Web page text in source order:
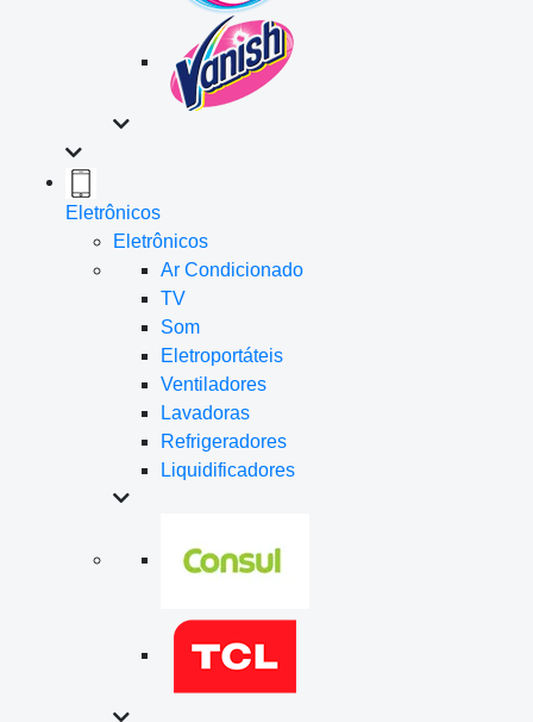
Eletrônicos
Eletrônicos
Ar Condicionado
TV
Som
Eletroportáteis
Ventiladores
Lavadoras
Refrigeradores
Liquidificadores